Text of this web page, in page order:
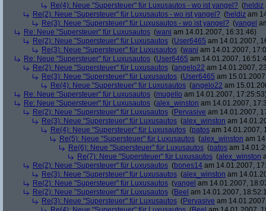
Re(4): Neue "Supersteuer" für Luxusautos - wo ist yangel? (heldiz
Re(2): Neue "Supersteuer" für Luxusautos - wo ist yangel? (heldiz am
Re(3): Neue "Supersteuer" für Luxusautos - wo ist yangel? (yangel
Re: Neue "Supersteuer" für Luxusautos (wani am 14.01.2007, 16:31:46)
Re(2): Neue "Supersteuer" für Luxusautos (User6465 am 14.01.2007,
Re(3): Neue "Supersteuer" für Luxusautos (wani am 14.01.2007,
Re: Neue "Supersteuer" für Luxusautos (User6465 am 14.01.2007,
Re(2): Neue "Supersteuer" für Luxusautos (angelo22 am 14.01.2007,
Re(3): Neue "Supersteuer" für Luxusautos (User6465 am
Re(4): Neue "Supersteuer" für Luxusautos (angelo22 am
Re: Neue "Supersteuer" für Luxusautos (mugello am 14.01.2007,
Re: Neue "Supersteuer" für Luxusautos (alex_winston am 14.01.2007,
Re(2): Neue "Supersteuer" für Luxusautos (Pervasive am 14.01.2007,
Re(3): Neue "Supersteuer" für Luxusautos (alex_winston am
Re(4): Neue "Supersteuer" für Luxusautos (patos am 14.01.2007,
Re(5): Neue "Supersteuer" für Luxusautos (alex_winston am
Re(6): Neue "Supersteuer" für Luxusautos (patos am
Re(7): Neue "Supersteuer" für Luxusautos (alex_winston
Re(2): Neue "Supersteuer" für Luxusautos (bones14 am 14.01.2007,
Re(3): Neue "Supersteuer" für Luxusautos (alex_winston am
Re(2): Neue "Supersteuer" für Luxusautos (yangel am 14.01.2007,
Re(2): Neue "Supersteuer" für Luxusautos (Beel am 14.01.2007,
Re(3): Neue "Supersteuer" für Luxusautos (Pervasive am